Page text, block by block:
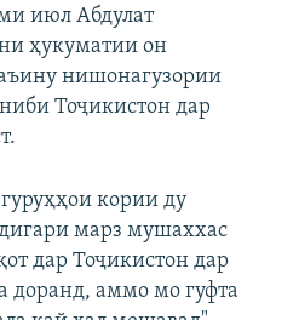
июл Абдулат
ҳукуматии он
нишонагузории
Тоҷикистон дар
кории ду
марз мушаххас
дар Тоҷикистон дар
доранд, аммо мо гуфта